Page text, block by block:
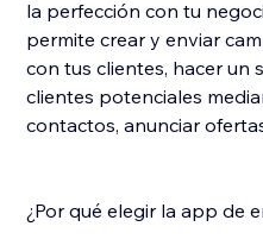
la perfección con tu
permite crear y enviar
con tus clientes, hacer un
clientes potenciales
contactos, anunciar
¿Por qué elegir la app de